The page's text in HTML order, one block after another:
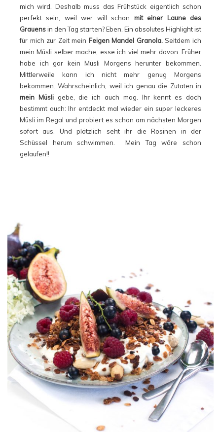
mich wird. Deshalb muss das Frühstück eigentlich schon
perfekt sein, weil wer will schon mit einer Laune des
Grauensin den Tag starten? Eben. Ein absolutes Highlight ist
für mich zur Zeit mein Feigen Mandel Granola.Seitdem ich
mein Müsli selber mache, esse ich viel mehr davon. Früher
habe ich gar kein Müsli Morgens herunter bekommen.
Mittlerweile kann ich nicht mehr genug Morgens
bekommen. Wahrscheinlich, weil ich genau die Zutaten in
mein Müsligebe, die ich auch mag. Ihr kennt es doch
bestimmt auch: Ihr entdeckt mal wieder ein super leckeres
Müsli im Regal und probiert es schon am nächsten Morgen
sofort aus. Und plötzlich seht ihr die Rosinen in der
Schüssel herum schwimmen. Mein Tag wäre schon
gelaufen!!